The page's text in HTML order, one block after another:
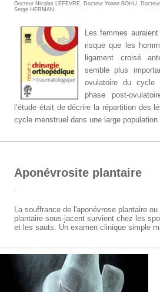
Docteur Nicolas LEFEVRE, Docteur Yoann BOHU,
Serge HERMAN .
Les femmes
risque que les
ligament croisé
semble plus
ovulatoire du cycle
phase post-
l’étude était de décrire la répartition des
cycle menstruel dans une large
Aponévrosite plantaire
.
La souffrance de l'aponévrose plantaire
plantaire sous-jacent survient chez les
et les sauts. Un examen clinique simple